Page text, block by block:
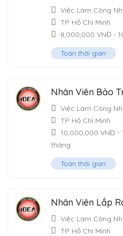
Việc Làm Công
TP Hồ Chí Minh
8,000,000 VNĐ -
Toàn thời gian
Nhân Viên Bảo
Việc Làm Công
TP Hồ Chí Minh
10,000,000 VNĐ -
tháng
Toàn thời gian
Nhân Viên Lắp
Việc Làm Công
TP Hồ Chí Minh